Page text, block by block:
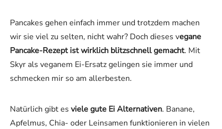
Pancakes gehen einfach immer und trotzdem machen
wir sie viel zu selten, nicht wahr? Doch dieses vegane
Pancake-Rezept ist wirklich blitzschnell gemacht. Mit
Skyr als veganem Ei-Ersatz gelingen sie immer und
schmecken mir so am allerbesten.
Natürlich gibt es viele gute Ei Alternativen. Banane,
Apfelmus, Chia- oder Leinsamen funktionieren in vielen